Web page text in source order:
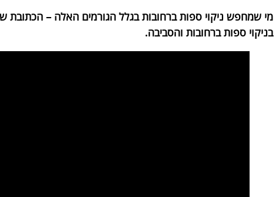
מי שמחפש ניקוי ספות ברחובות בגלל הגורמים האלה – הכתובת
בניקוי ספות ברחובות והסביבה.